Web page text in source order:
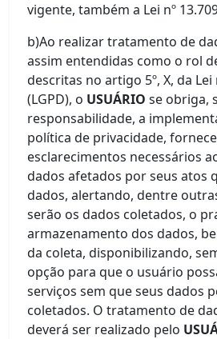
vigente, também a Lei nº
b)Ao realizar tratamento de
assim entendidas como o rol
descritas no artigo 5º, X, da Lei
(LGPD), o USUÁRIOse obriga,
responsabilidade, a
política de privacidade,
esclarecimentos necessários
dados afetados por seus atos
dados, alertando, dentre
serão os dados coletados, o
armazenamento dos dados,
da coleta, disponibilizando,
opção para que o usuário
serviços sem que seus dados
coletados. O tratamento de
deverá ser realizado pelo